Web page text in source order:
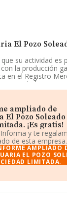
El Pozo
su actividad es
la producción
en el Registro
actividad CNAE es
con código
.
El Pozo
tiene
10 41 Finca El
Sevilla,
a nivel nacional
ampliado de
El Pozo Soleado
¡Es gratis!
y te
de esta empresa.
AMPLIADO
EL POZO
LIMITADA.